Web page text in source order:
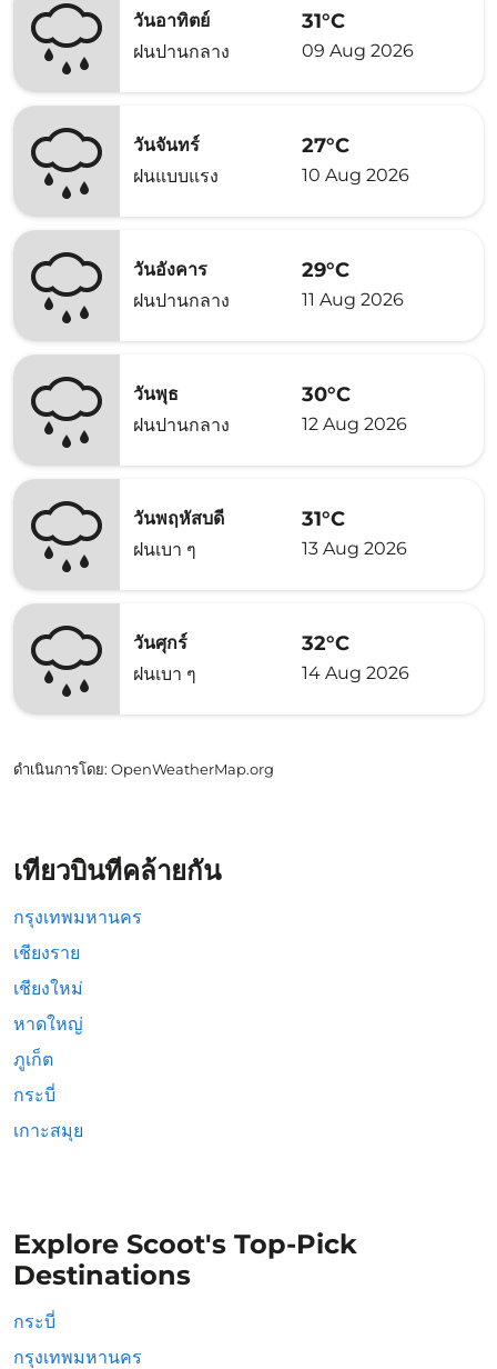
วันอาทิตย์
ฝนปานกลาง
31°C
09 Aug 2026
วันจันทร์
ฝนแบบแรง
27°C
10 Aug 2026
วันอังคาร
ฝนปานกลาง
29°C
11 Aug 2026
วันพุธ
ฝนปานกลาง
30°C
12 Aug 2026
วันพฤหัสบดี
ฝนเบา ๆ
31°C
13 Aug 2026
วันศุกร์
ฝนเบา ๆ
32°C
14 Aug 2026
ดำเนินการโดย: OpenWeatherMap.org
เที่ยวบินที่คล้ายกัน
กรุงเทพมหานคร
เชียงราย
เชียงใหม่
หาดใหญ่
ภูเก็ต
กระบี่
เกาะสมุย
Explore Scoot's Top-Pick
Destinations
กระบี่
กรุงเทพมหานคร